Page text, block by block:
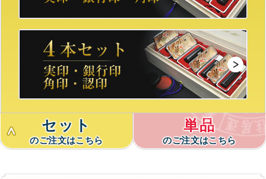
セット
のご注文はこちら
単品
のご注文はこちら